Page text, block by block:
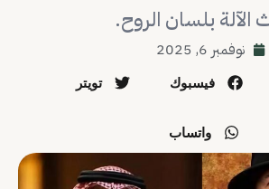
بلسان الروح.
نوفمبر 6, 2025
فيسبوك تويتر
واتساب